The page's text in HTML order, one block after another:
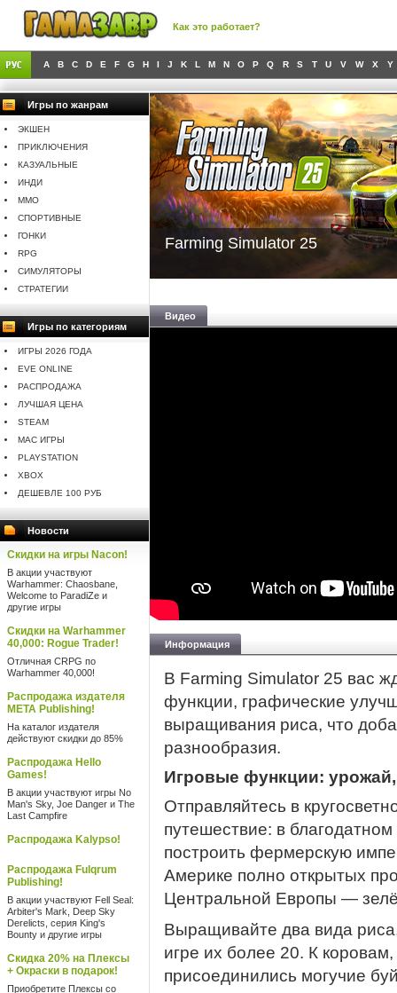
Как это работает?
A B C D E F G H I J K L M N O P Q R S T U V W X Y
Игры по жанрам
ЭКШЕН
ПРИКЛЮЧЕНИЯ
КАЗУАЛЬНЫЕ
ИНДИ
MMO
СПОРТИВНЫЕ
ГОНКИ
RPG
СИМУЛЯТОРЫ
СТРАТЕГИИ
Игры по категориям
ИГРЫ 2026 ГОДА
EVE ONLINE
РАСПРОДАЖА
ЛУЧШАЯ ЦЕНА
STEAM
MAC ИГРЫ
PLAYSTATION
XBOX
ДЕШЕВЛЕ 100 РУБ
Новости
Скидки на игры Nacon!
В акции участвуют
Warhammer: Chaosbane,
Welcome to ParadiZe и
другие игры
Скидки на Warhammer
40,000: Rogue Trader!
Отличная CRPG по
Warhammer 40,000!
Распродажа издателя
META Publishing!
На каталог издателя
действуют скидки до 85%
Распродажа Hello
Games!
В акции участвуют игры No
Man's Sky, Joe Danger и The
Last Campfire
Распродажа Kalypso!
Распродажа Fulqrum
Publishing!
В акции участвуют Fell Seal:
Arbiter's Mark, Deep Sky
Derelicts, серия King's
Bounty и другие игры
Скидка 20% на Плексы
+ Окраски в подарок!
Приобретите Плексы со
Farming Simulator 25
Видео
Информация
В Farming Simulator 25 вас
функции, графические
выращивания риса, что
разнообразия.
Игровые функции:
Отправляйтесь в
путешествие: в
построить фермерскую
Америке полно открытых
Центральной Европы —
Выращивайте два вида
игре их более 20. К
присоединились могучие